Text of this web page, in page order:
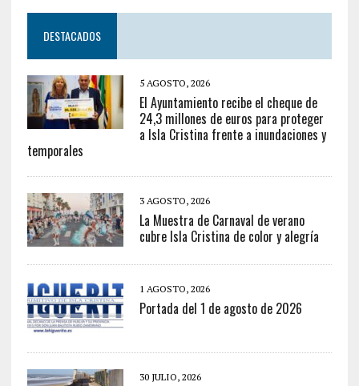
DESTACADOS
5 AGOSTO, 2026
El Ayuntamiento recibe el cheque de
24,3 millones de euros para proteger
a Isla Cristina frente a inundaciones y
temporales
3 AGOSTO, 2026
La Muestra de Carnaval de verano
cubre Isla Cristina de color y alegría
1 AGOSTO, 2026
Portada del 1 de agosto de 2026
30 JULIO, 2026